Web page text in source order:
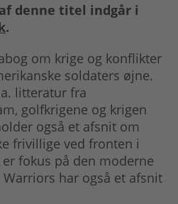
denne titel indgår i
.
om krige og konflikter
soldaters øjne.
litteratur fra
golfkrigene og krigen
også et afsnit om
frivillige ved fronten i
fokus på den moderne
har også et afsnit